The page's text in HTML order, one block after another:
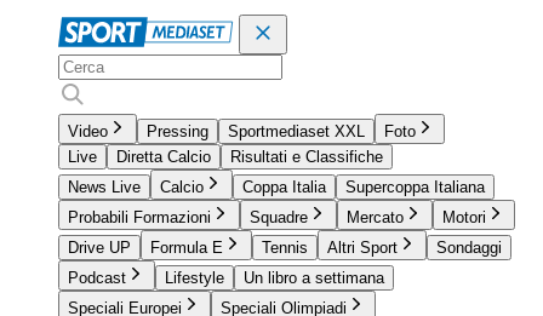
Video Pressing Sportmediaset XXL
Foto
Live
Diretta Calcio
Risultati e Classifiche
News Live
Calcio Coppa Italia
Supercoppa Italiana
Probabili Formazioni
Squadre Mercato
Motori
Drive UP
Formula E Tennis Altri Sport
Sondaggi
Podcast
Lifestyle
Un libro a settimana
Speciali Europei
Speciali Olimpiadi